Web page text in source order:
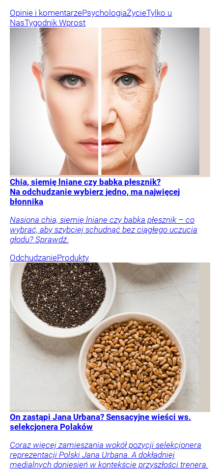
Opinie i komentarzePsychologiaŻycieTylko u
NasTygodnik Wprost
Chia, siemię lniane czy babka płesznik?
Na odchudzanie wybierz jedno, ma najwięcej
błonnika
Nasiona chia, siemię lniane czy babka płesznik – co
wybrać, aby szybciej schudnąć bez ciągłego uczucia
głodu? Sprawdź.
OdchudzanieProdukty
On zastąpi Jana Urbana? Sensacyjne wieści ws.
selekcjonera Polaków
Coraz więcej zamieszania wokół pozycji selekcjonera
reprezentacji Polski Jana Urbana. A dokładniej
medialnych doniesień w kontekście przyszłości trenera.